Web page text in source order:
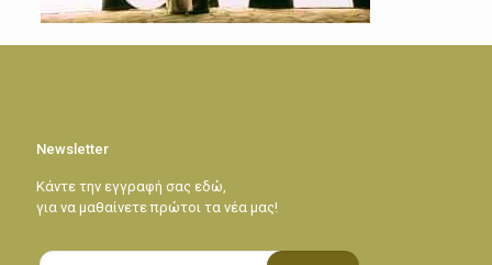
Newsletter
Κάντε την εγγραφή σας εδώ,
για να μαθαίνετε πρώτοι τα νέα μας!